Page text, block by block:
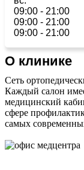
09:00 - 21:00
09:00 - 21:00
09:00 - 21:00
О клинике
Сеть
Каждый салон
медицинский
сфере
самых